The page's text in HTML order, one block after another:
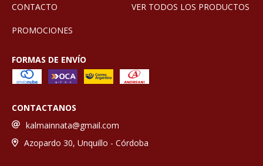
CONTACTO
VER TODOS LOS PRODUCTOS
PROMOCIONES
FORMAS DE ENVÍO
CONTACTANOS
kalmainnata@gmail.com
Azopardo 30, Unquillo - Córdoba